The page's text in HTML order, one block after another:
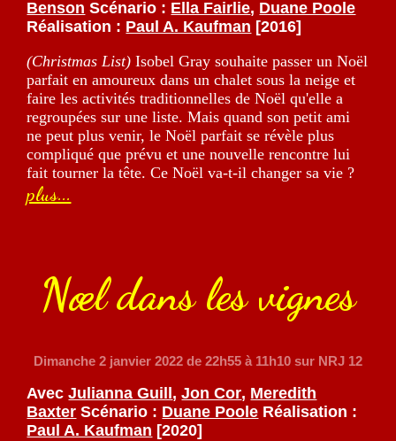
Benson Scénario : Ella Fairlie, Duane Poole
Réalisation : Paul A. Kaufman [2016]
(Christmas List) Isobel Gray souhaite passer un Noël
parfait en amoureux dans un chalet sous la neige et
faire les activités traditionnelles de Noël qu'elle a
regroupées sur une liste. Mais quand son petit ami
ne peut plus venir, le Noël parfait se révèle plus
compliqué que prévu et une nouvelle rencontre lui
fait tourner la tête. Ce Noël va-t-il changer sa vie ?
plus...
Nœl dans les vignes
Dimanche 2 janvier 2022de 22h55 à 11h10 sur NRJ 12
AvecJulianna Guill ,Jon Cor, Meredith
Baxter Scénario : Duane Poole Réalisation :
Paul A. Kaufman [2020]